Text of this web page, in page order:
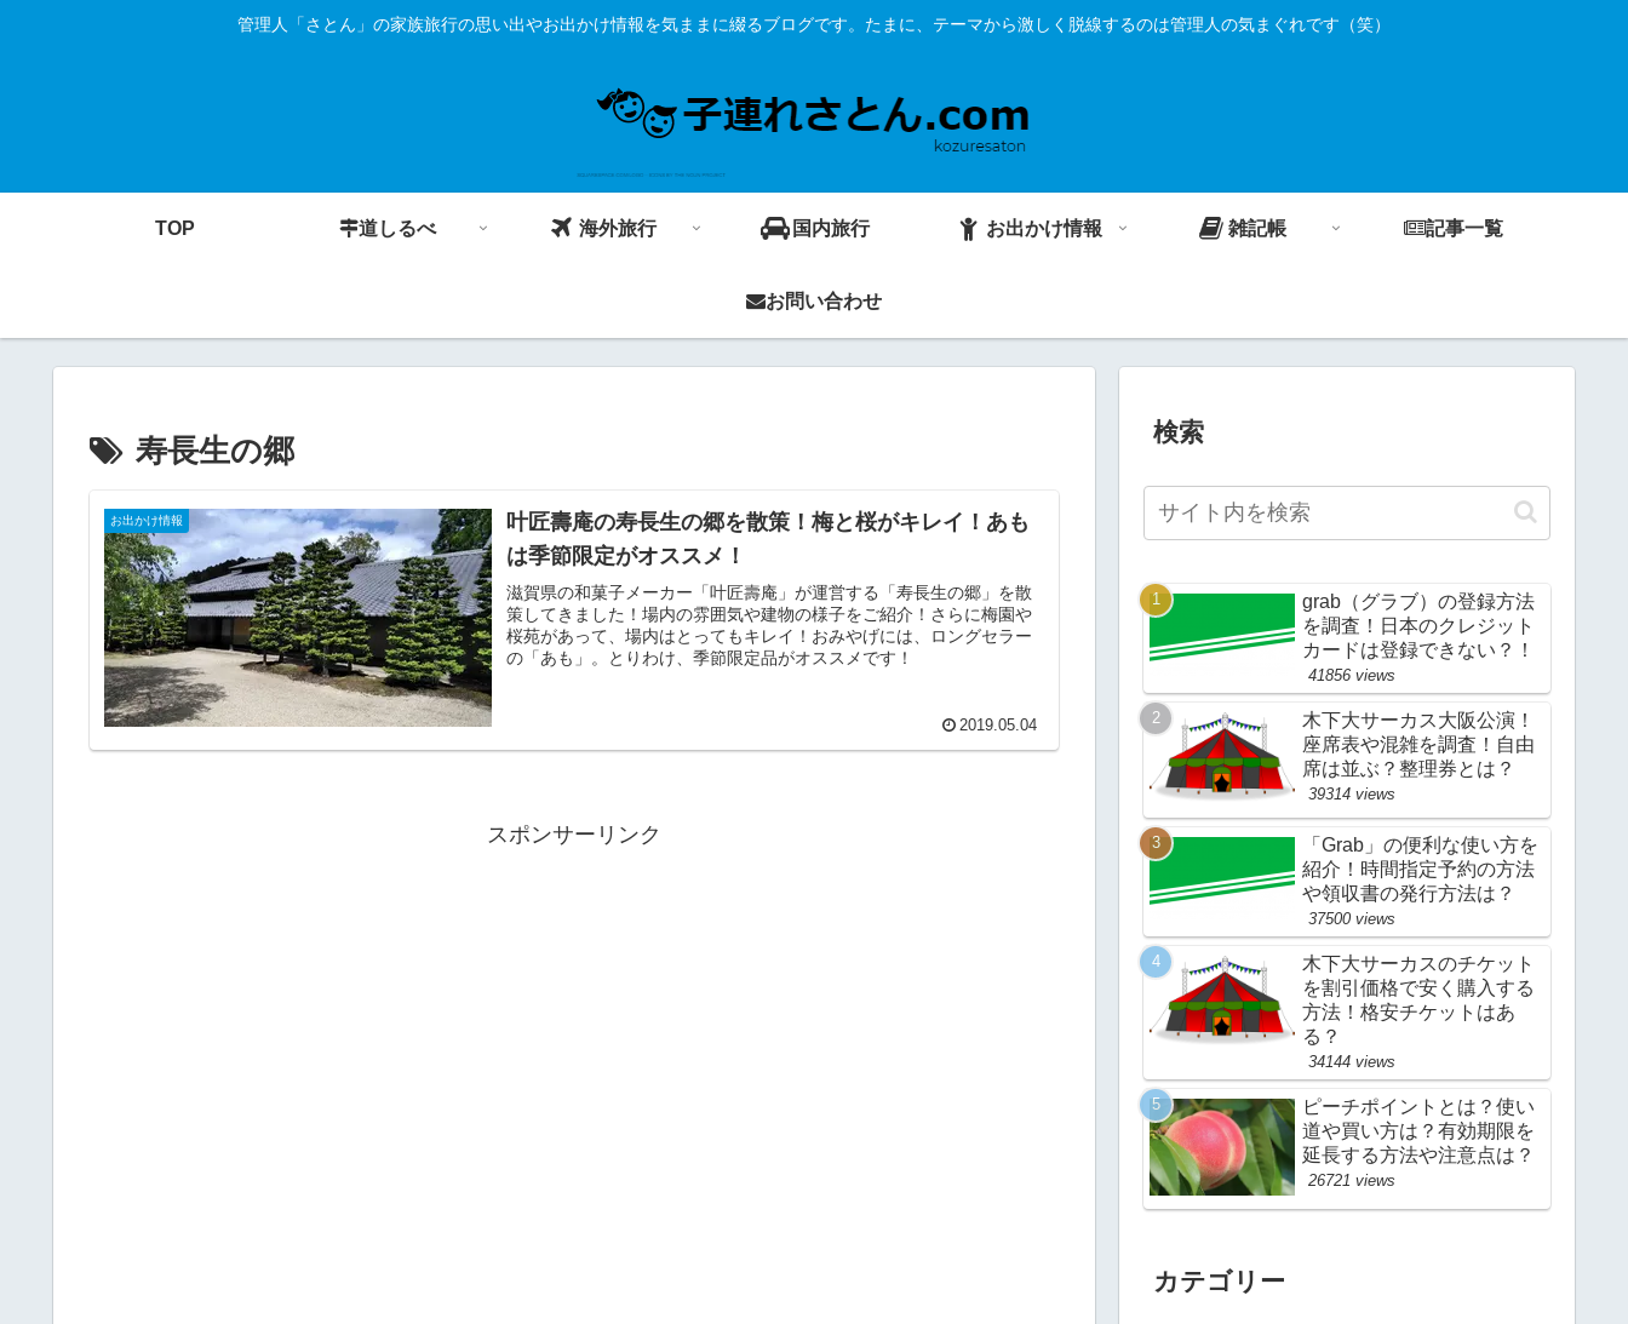
管理人「さとん」の家族旅行の思い出やお出かけ情報を気ままに綴るブログです。たまに、テーマから激しく脱線するのは管理人の気まぐれです（笑）
TOP 道しるべ 海外旅行 国内旅行 お出かけ情報 雑記帳 記事一覧
お問い合わせ
寿長生の郷
お出かけ情報
叶匠壽庵の寿長生の郷を散策！梅と桜がキレイ！あも
は季節限定がオススメ！
滋賀県の和菓子メーカー「叶匠壽庵」が運営する「寿長生の郷」を散
策してきました！場内の雰囲気や建物の様子をご紹介！さらに梅園や
桜苑があって、場内はとってもキレイ！おみやげには、ロングセラー
の「あも」。とりわけ、季節限定品がオススメです！
2019.05.04
スポンサーリンク
検索
grab（グラブ）の登録方法
を調査！日本のクレジット
カードは登録できない？！
41856 views
木下大サーカス大阪公演！
座席表や混雑を調査！自由
席は並ぶ？整理券とは？
39314 views
「Grab」の便利な使い方を
紹介！時間指定予約の方法
や領収書の発行方法は？
37500 views
木下大サーカスのチケット
を割引価格で安く購入する
方法！格安チケットはあ
る？
34144 views
ピーチポイントとは？使い
道や買い方は？有効期限を
延長する方法や注意点は？
26721 views
カテゴリー